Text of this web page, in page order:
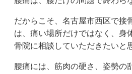
だからこそ、名古屋市西区で接
は、痛い場所だけではなく、身
骨院に相談していただきたいと
腰痛には、筋肉の硬さ、姿勢の